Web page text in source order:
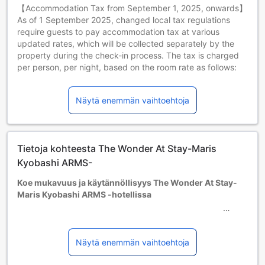
【Accommodation Tax from September 1, 2025, onwards】
As of 1 September 2025, changed local tax regulations
require guests to pay accommodation tax at various
updated rates, which will be collected separately by the
property during the check-in process. The tax is charged
per person, per night, based on the room rate as follows:
JPY 200 per person, per night
For room rates from JPY 15,000 to less than JPY 20,000:
JPY 400 per person, per night
For room rates of JPY 20,000 or more: JPY 500 per
Lisävuoteiden saatavuus riippuu valitsemastasi huoneesta;
tarkista kunkin huoneen kohdalta huonekoko lisätietoa
Kun varaat enemmän kuin 5 huonetta, eri käytännöt ja
ehdot saattavat päteä.
Näytä enemmän vaihtoehtoja
Tietoja kohteesta The Wonder At Stay-Maris
Kyobashi ARMS-
Koe mukavuus ja käytännöllisyys The Wonder At Stay-
Maris Kyobashi ARMS -hotellissa
hotelliin, joka sijaitsee vilkkaassa Osakassa, Japanissa.
Tämä viehättävä 2 tähden hotelli avattiin vuonna 2015, ja
se tarjoaa modernia mukavuutta ja käytännöllisyyttä
Näytä enemmän vaihtoehtoja